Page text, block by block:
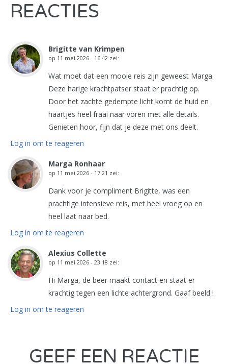
REACTIES
Brigitte van Krimpen
op 11 mei 2026 - 16:42 zei:
Wat moet dat een mooie reis zijn geweest Marga.
Deze harige krachtpatser staat er prachtig op.
Door het zachte gedempte licht komt de huid en
haartjes heel fraai naar voren met alle details.
Genieten hoor, fijn dat je deze met ons deelt.
Log in om te reageren
Marga Ronhaar
op 11 mei 2026 - 17:21 zei:
Dank voor je compliment Brigitte, was een
prachtige intensieve reis, met heel vroeg op en
heel laat naar bed.
Log in om te reageren
Alexius Collette
op 11 mei 2026 - 23:18 zei:
Hi Marga, de beer maakt contact en staat er
krachtig tegen een lichte achtergrond. Gaaf beeld !
Log in om te reageren
GEEF EEN REACTIE